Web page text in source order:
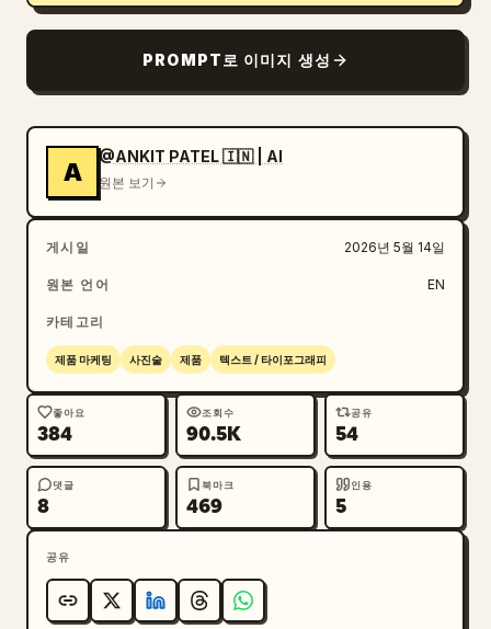
아프리카 피부색
는 검은색 머리
– 짙은 갈색 눈, 중립적인 표정, 정면을 응시하는 시
– 다큐멘터리적 사실감을 살린 최소한의 메이크업
– 은은한 금색 장신구를 착용한 검은색 블레이저 또는
검은색 정장 상의
아랍어, 프랑스어, 영어 형식으로 표시된 개인 신원
정보:
– الاسم / Prénom /
– تاريخ الميلاد / Date de naissance /
– مكان الميلاد / Lieu de naissance / 출생지:
ALGER, ALGÉRIE
– الجنسية / Nationalité / 국적: ALGÉRIENNE
– رقم المواطنة / Numéro de citoyenneté / 시민
권 번호: DZA1234567
20 MAI / MAY 2024
– تاريخ الانتهاء / Date d’expiration / 만료일:
20 MAI / MAY 2034
PROMPT로 이미지 생성
A
@ANKIT PATEL 🇮🇳 | AI
원본 보기
게시일 2026년 5월 14일
원본 언어 EN
카테고리
제품 마케팅 사진술 제품 텍스트 / 타이포그래피
좋아요
384
조회수
90.5K
공유
54
댓글
8
북마크
469
인용
5
공유